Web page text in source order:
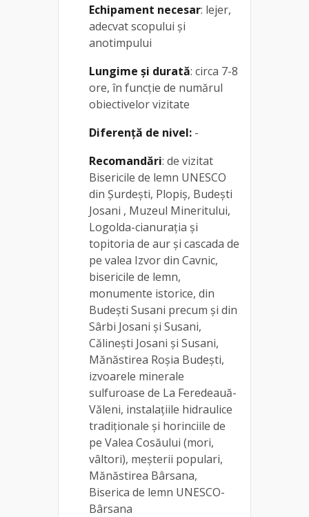
Echipament necesar: lejer,
adecvat scopului și
anotimpului
Lungime și durată: circa 7-8
ore, în funcție de numărul
obiectivelor vizitate
Diferență de nivel: -
Recomandări: de vizitat
Bisericile de lemn UNESCO
din Șurdești, Plopiș, Budești
Josani , Muzeul Mineritului,
Logolda-cianurația și
topitoria de aur și cascada de
pe valea Izvor din Cavnic,
bisericile de lemn,
monumente istorice, din
Budești Susani precum și din
Sârbi Josani și Susani,
Călinești Josani și Susani,
Mănăstirea Roșia Budești,
izvoarele minerale
sulfuroase de La Feredeauă-
Văleni, instalațiile hidraulice
tradiționale și horinciile de
pe Valea Cosăului (mori,
vâltori), meșterii populari,
Mănăstirea Bârsana,
Biserica de lemn UNESCO-
Bârsana